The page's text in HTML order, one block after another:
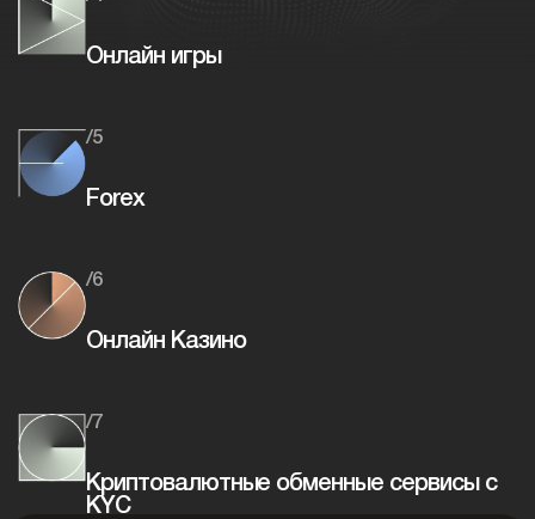
Онлайн игры
/5
Forex
/6
Онлайн Казино
/7
Криптовалютные обменные сервисы с
KYC